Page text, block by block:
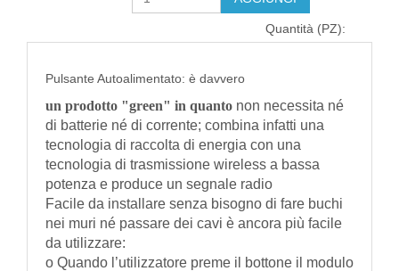
Quantità (PZ):
Pulsante Autoalimentato: è davvero
un prodotto "green" in quanto non necessita né
di batterie né di corrente; combina infatti una
tecnologia di raccolta di energia con una
tecnologia di trasmissione wireless a bassa
potenza e produce un segnale radio
Facile da installare senza bisogno di fare buchi
nei muri né passare dei cavi è ancora più facile
da utilizzare:
o Quando l’utilizzatore preme il bottone il modulo